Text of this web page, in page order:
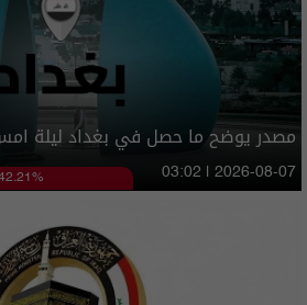
مصدر يوضح ما حصل في بغداد ليلة
03:02 | 2026-08-07